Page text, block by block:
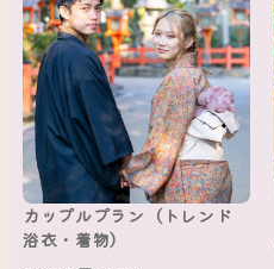
カップルプラン（トレンド
浴衣・着物）